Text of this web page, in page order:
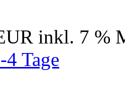
inkl. 7 %
4 Tage